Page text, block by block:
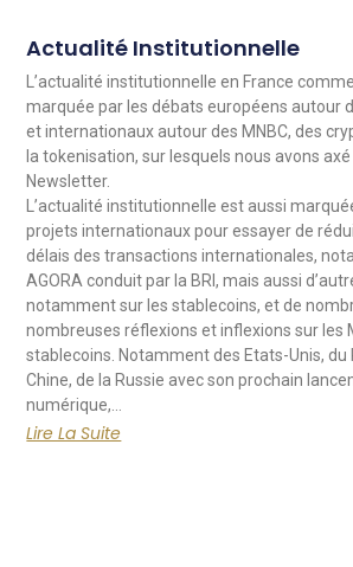
Actualité Institutionnelle
L’actualité institutionnelle en France
marquée par les débats européens autour
et internationaux autour des MNBC, des
la tokenisation, sur lesquels nous avons
Newsletter.
L’actualité institutionnelle est aussi
projets internationaux pour essayer de
délais des transactions internationales,
AGORA conduit par la BRI, mais aussi
notamment sur les stablecoins, et de
nombreuses réflexions et inflexions sur les
stablecoins. Notamment des Etats-Unis, du
Chine, de la Russie avec son prochain
numérique,…
Lire La Suite